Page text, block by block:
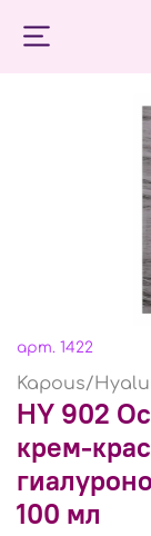
арт. 1422
Kapous/
HY 902
крем-
100 мл